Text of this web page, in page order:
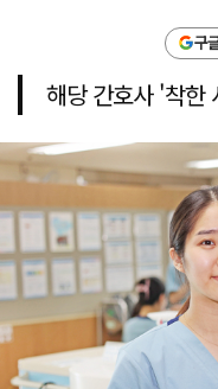
구
해당 간호사 '착한